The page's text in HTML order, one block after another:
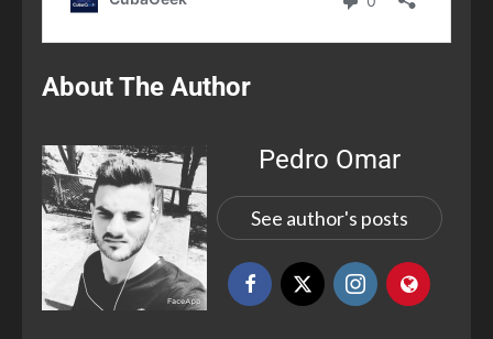
About The Author
Pedro Omar
See author's posts